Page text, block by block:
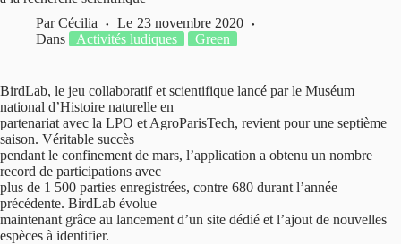
Par Cécilia Le 23 novembre 2020
Dans
Activités ludiques Green
BirdLab, le jeu collaboratif et scientifique lancé par le Muséum
national d’Histoire naturelle en
partenariat avec la LPO et AgroParisTech, revient pour une septième
saison. Véritable succès
pendant le confinement de mars, l’application a obtenu un nombre
record de participations avec
plus de 1 500 parties enregistrées, contre 680 durant l’année
précédente. BirdLab évolue
maintenant grâce au lancement d’un site dédié et l’ajout de nouvelles
espèces à identifier.